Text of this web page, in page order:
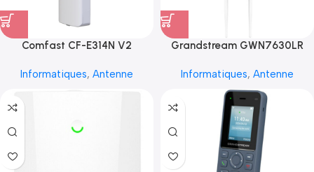
Comfast CF-E314N V2
Informatiques, Antenne
Grandstream GWN7630LR
Informatiques, Antenne